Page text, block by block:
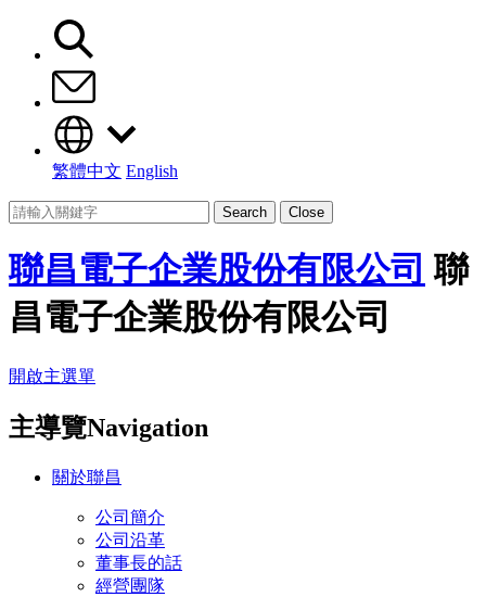
繁體中文 English
Search Close
聯昌電子企業股份有限公司 聯
昌電子企業股份有限公司
開啟主選單
主導覽Navigation
關於聯昌
公司簡介
公司沿革
董事長的話
經營團隊